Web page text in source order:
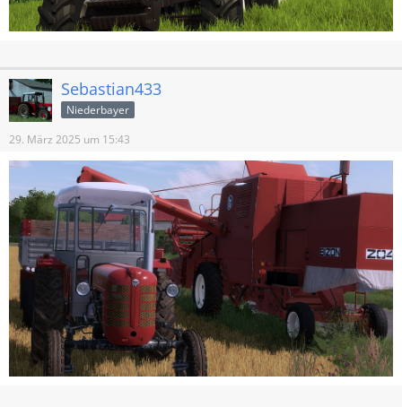
Sebastian433
Niederbayer
29. März 2025 um 15:43